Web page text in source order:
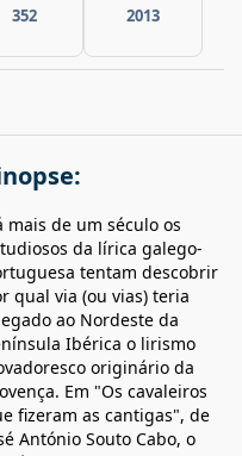
352 2013
mais de um século os
da lírica galego-
tentam descobrir
qual via (ou vias) teria
ao Nordeste da
Ibérica o lirismo
originário da
Em "Os cavaleiros
fizeram as cantigas", de
António Souto Cabo, o